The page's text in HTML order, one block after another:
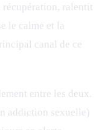
ralentit
le calme et la
canal de ce
entre les deux.
addiction sexuelle)